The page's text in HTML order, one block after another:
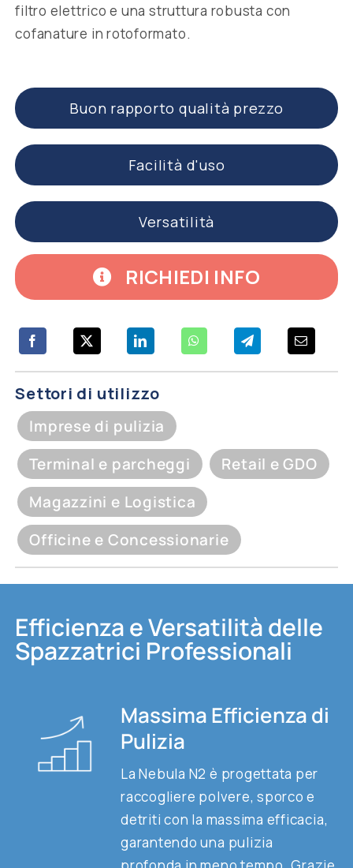
filtro elettrico e una struttura robusta con
cofanature in rotoformato.
Buon rapporto qualità prezzo
Facilità d'uso
Versatilità
RICHIEDI INFO
Settori di utilizzo
Imprese di pulizia
Terminal e parcheggi
Retail e GDO
Magazzini e Logistica
Officine e Concessionarie
Efficienza e Versatilità delle
Spazzatrici Professionali
Massima Efficienza di
Pulizia
La Nebula N2 è progettata per
raccogliere polvere, sporco e
detriti con la massima efficacia,
garantendo una pulizia